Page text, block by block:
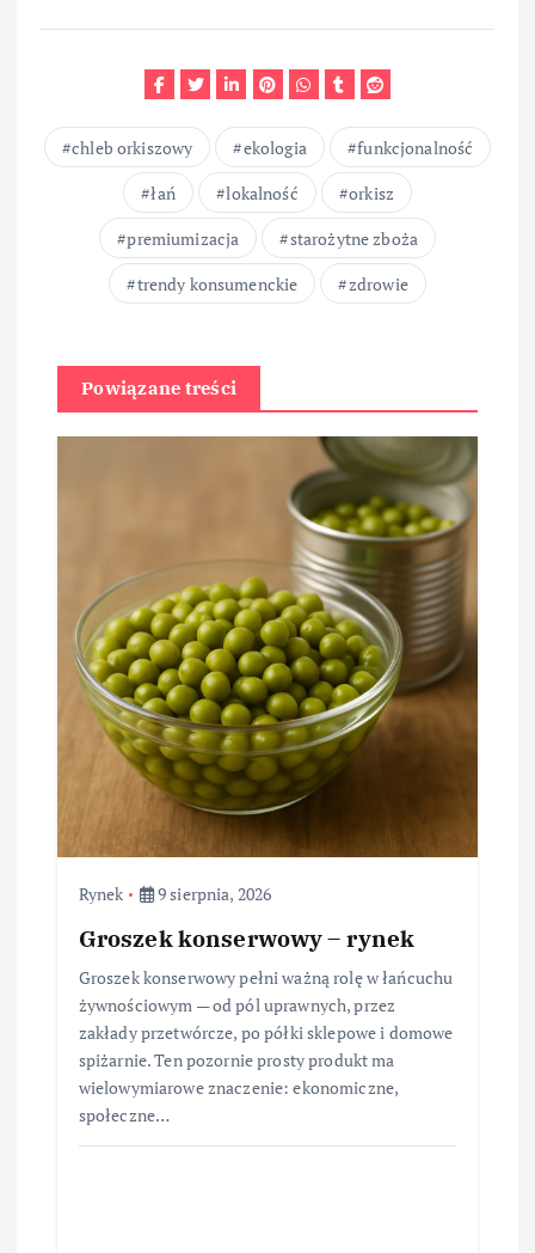
chleb orkiszowy ekologia
funkcjonalność
łań
lokalność
orkisz
premiumizacja
starożytne zboża
trendy konsumenckie
zdrowie
Powiązane treści
Rynek 9 sierpnia, 2026
Groszek konserwowy – rynek
Groszek konserwowy pełni ważną rolę w łańcuchu
żywnościowym — od pól uprawnych, przez
zakłady przetwórcze, po półki sklepowe i domowe
spiżarnie. Ten pozornie prosty produkt ma
wielowymiarowe znaczenie: ekonomiczne,
społeczne…